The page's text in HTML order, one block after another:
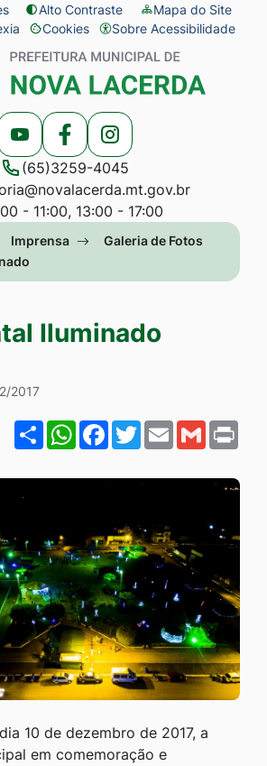
Alto Contraste
Mapa do Site
Cookies
Abrir
preferências
de
cookies
Sobre Acessibilidade
Acessar
a
Rede
Social
Youtube
Acessar
a
Rede
Social
Acessar
a
Rede
Social
(65)3259-4045
- 11:00, 13:00 - 17:00
Imprensa
Galeria de Fotos
Iluminado
Iluminado
2017
ShareWhatsApp
Facebook
Twitter
EmailGmail
10 de dezembro de 2017, a
em comemoração e